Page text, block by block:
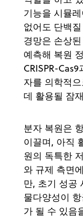
기능을 시뮬
없어도 단백
경망은 손상
예측해 복원
CRISPR-
자를 의학적
데 활용될 잠
분자 복원은
이끌며, 아직
원의 독특한
와 규제 측면
만, 초기 성공
물다양성이
가 될 수 있음